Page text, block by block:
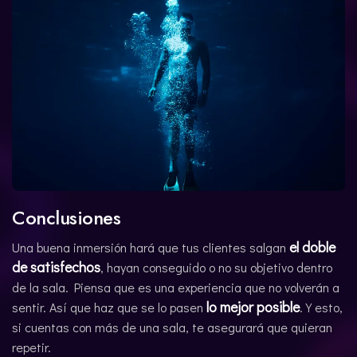
Conclusiones
Una buena inmersión hará que tus clientes salgan el doble
de satisfechos, hayan conseguido o no su objetivo dentro
de la sala. Piensa que es una experiencia que no volverán a
sentir. Así que haz que se lo pasen lo mejor posible. Y esto,
si cuentas con más de una sala, te asegurará que quieran
repetir.